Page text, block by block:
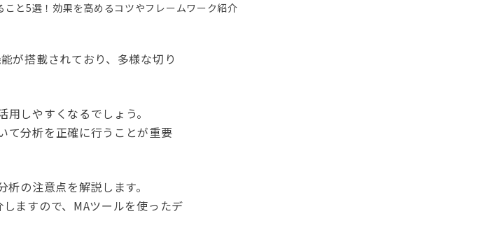
こと5選！効果を高めるコツやフレームワーク紹介
が搭載されており、多様な切り
しやすくなるでしょう。
て分析を正確に行うことが重要
の注意点を解説します。
ますので、MAツールを使ったデ